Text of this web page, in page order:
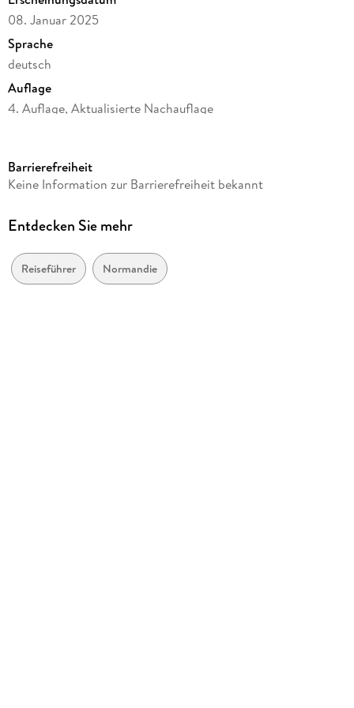
Hin & Weg.
O- Ton Normandie.
Kennen Sie die?
08. Januar 2025
Sprache
deutsch
Auflage
4. Auflage, Aktualisierte Nachauflage
Reihe
Autor/Autorin
Verlag/Hersteller
Dumont Reise Vlg GmbH + C
Barrierefreiheit
Keine Information zur Barrierefreiheit bekannt
Entdecken Sie mehr
Reiseführer Normandie